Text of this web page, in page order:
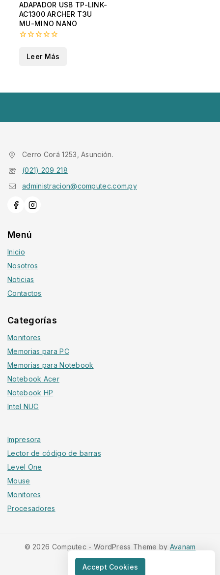
ADAPADOR USB TP-LINK-
AC1300 ARCHER T3U
MU-MINO NANO
fueraLeer Más
Cerro Corá 1253, Asunción.
(021) 209 218
administracion@computec.com.py
Menú
Inicio
Nosotros
Noticias
Contactos
Categorías
Monitores
Memorias para PC
Memorias para Notebook
Notebook Acer
Notebook HP
Intel NUC
Impresora
Lector de código de barras
Level One
Mouse
Monitores
Procesadores
© 2026 Computec - WordPress Theme by Avanam
Accept Cookies